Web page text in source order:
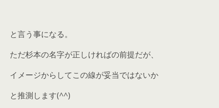
と言う事になる。
ただ杉本の名字が正しければの前提だが、
イメージからしてこの線が妥当ではないか
と推測します(^^)